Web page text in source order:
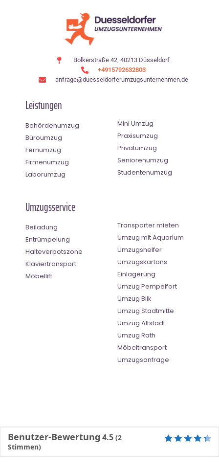
Bolkerstraße 42, 40213 Düsseldorf
+4915792632803
anfrage@duesseldorferumzugsunternehmen.de
Leistungen
Behördenumzug
Büroumzug
Fernumzug
Firmenumzug
Laborumzug
Mini Umzug
Praxisumzug
Privatumzug
Seniorenumzug
Studentenumzug
Umzugsservice
Beiladung
Entrümpelung
Halteverbotszone
Klaviertransport
Möbellift
Transporter mieten
Umzug mit Aquarium
Umzugshelfer
Umzugskartons
Einlagerung
Umzug Pempelfort
Umzug Bilk
Umzug Stadtmitte
Umzug Altstadt
Umzug Rath
Möbeltransport
Umzugsanfrage
Benutzer-Bewertung 4.5 (2
Stimmen)